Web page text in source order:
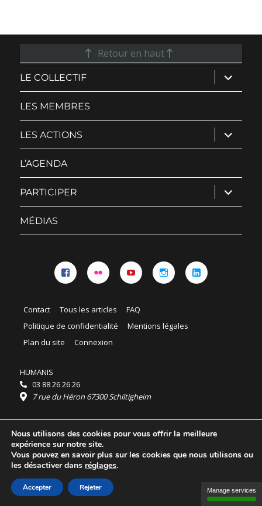
Retour en haut
LE COLLECTIF ouvrir
le
sous-
LES MEMBRES
LES ACTIONS ouvrir
le
sous-
L’AGENDA
PARTICIPER ouvrir
le
sous-
MÉDIAS
Contact Tous les articles
FAQ
Politique de confidentialité
Mentions légales
Plan du site
Connexion
HUMANIS
03 88 26 26 26
7 rue du Héron 67300 Schiltigheim
Horaires :
HUMANIS : du lundi au vendredi 9h - 18h
Ordidocaz : du lundi au vendredi 8h - 19h
© 2025 HUMANIS, tous droits réservés.
Licence Creative Commons Attribution 4.0
International
Nous utilisons des cookies pour vous offrir la meilleure
expérience sur notre site.
Vous pouvez en savoir plus sur les cookies que nous utilisons ou
les désactiver dans réglages.
Accepter Rejeter Manage services